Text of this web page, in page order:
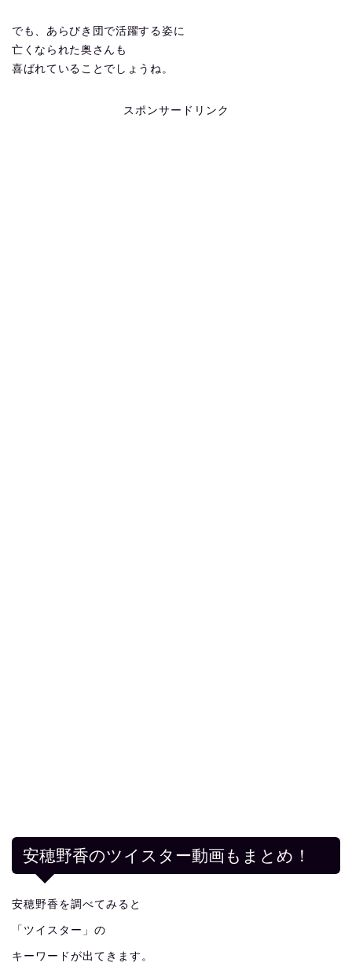
でも、あらびき団で活躍する姿に
亡くなられた奥さんも
喜ばれていることでしょうね。
スポンサードリンク
安穂野香のツイスター動画もまとめ！
安穂野香を調べてみると
「ツイスター」の
キーワードが出てきます。